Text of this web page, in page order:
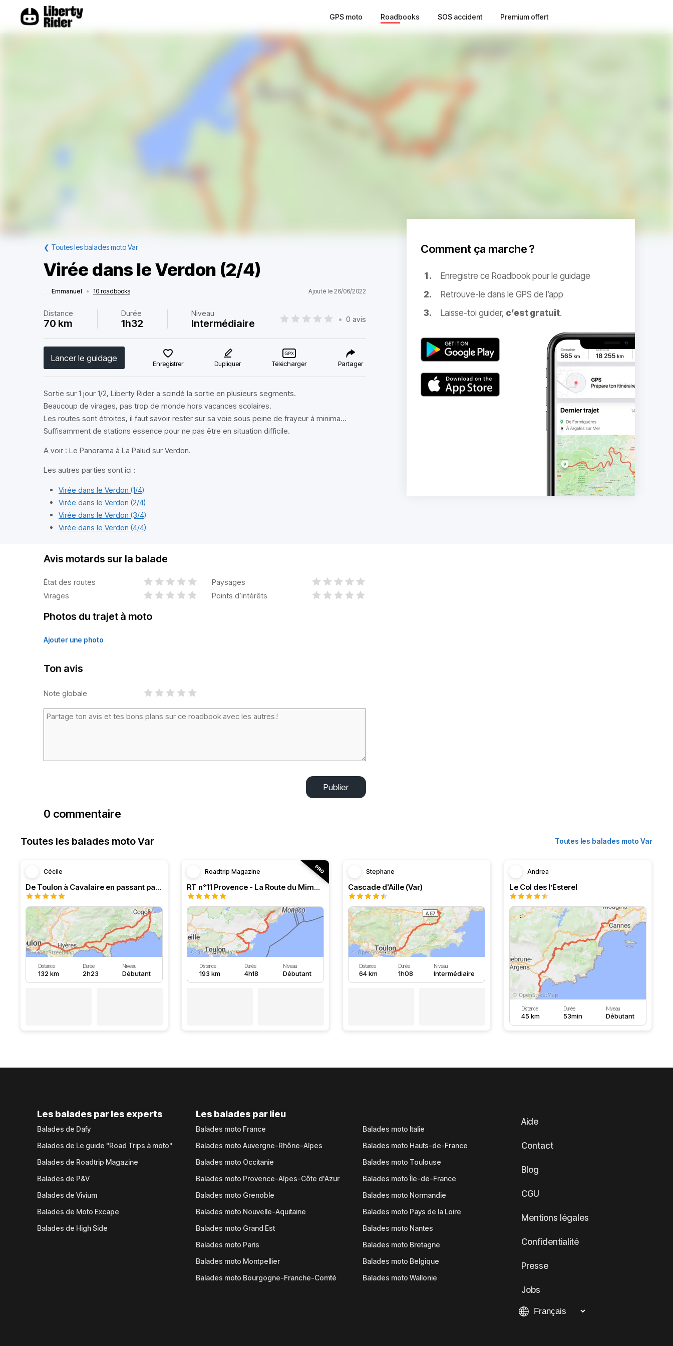
GPS moto Roadbooks SOS accident Premium offert
❮ Toutes les balades moto Var
Virée dans le Verdon (2/4)
Emmanuel • 10 roadbooks Ajouté le 26/06/2022
Distance
70 km
Durée
1h32
Niveau
Intermédiaire • 0 avis
Lancer le guidage
Enregistrer Dupliquer Télécharger Partager
Sortie sur 1 jour 1/2, Liberty Rider a scindé la sortie en plusieurs segments.
Beaucoup de virages, pas trop de monde hors vacances scolaires.
Les routes sont étroites, il faut savoir rester sur sa voie sous peine de frayeur à minima...
Suffisamment de stations essence pour ne pas être en situation difficile.
A voir : Le Panorama à La Palud sur Verdon.
Les autres parties sont ici :
Virée dans le Verdon (1/4)
Virée dans le Verdon (2/4)
Virée dans le Verdon (3/4)
Virée dans le Verdon (4/4)
Comment ça marche ?
Enregistre ce Roadbook pour le guidage
Retrouve-le dans le GPS de l’app
Laisse-toi guider, c’est gratuit.
Avis motards sur la balade
État des routes
Paysages
Virages
Points d’intérêts
Photos du trajet à moto
Ajouter une photo
Ton avis
Note globale
Publier
0 commentaire
Toutes les balades moto Var Toutes les balades moto Var
Cécile
De Toulon à Cavalaire en passant par la côte
Distance
132 km
Durée
2h23
Niveau
Débutant
Roadtrip Magazine
RT n°11 Provence - La Route du Mimosa
Distance
193 km
Durée
4h18
Niveau
Débutant
Stephane
Cascade d'Aille (Var)
Distance
64 km
Durée
1h08
Niveau
Intermédiaire
Andrea
Le Col des l’Esterel
Distance
45 km
Durée
53min
Niveau
Débutant
Les balades par les experts
Balades de Dafy
Balades de Le guide "Road Trips à moto"
Balades de Roadtrip Magazine
Balades de P&V
Balades de Vivium
Balades de Moto Excape
Balades de High Side
Les balades par lieu
Balades moto France
Balades moto Auvergne-Rhône-Alpes
Balades moto Occitanie
Balades moto Provence-Alpes-Côte d'Azur
Balades moto Grenoble
Balades moto Nouvelle-Aquitaine
Balades moto Grand Est
Balades moto Paris
Balades moto Montpellier
Balades moto Bourgogne-Franche-Comté
Balades moto Italie
Balades moto Hauts-de-France
Balades moto Toulouse
Balades moto Île-de-France
Balades moto Normandie
Balades moto Pays de la Loire
Balades moto Nantes
Balades moto Bretagne
Balades moto Belgique
Balades moto Wallonie
Aide
Contact
Blog
CGU
Mentions légales
Confidentialité
Presse
Jobs